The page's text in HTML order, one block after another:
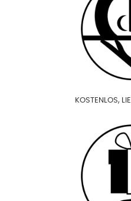
KOSTENLOS,